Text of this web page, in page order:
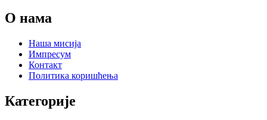
О нама
Наша мисија
Импресум
Контакт
Политика коришћења
Категорије